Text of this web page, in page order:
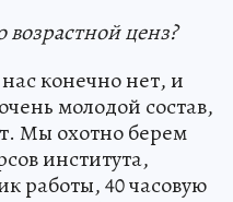
возрастной ценз?
конечно нет, и
молодой состав,
Мы охотно берем
института,
работы, 40 часовую